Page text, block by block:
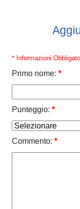
* Informazioni
Primo nome: *
Punteggio: *
Commento: *